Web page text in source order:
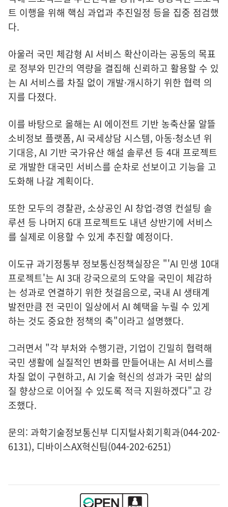
트 이행을 위해 핵심 과업과 추진일정 등을 집중 점검했
다.
아울러 국민 체감형 AI 서비스 확산이라는 공동의 목표
로 정부와 민간의 역량을 결집해 신뢰하고 활용할 수 있
는 AI 서비스를 차질 없이 개발·개시하기 위한 협력 의
지를 다졌다.
이를 바탕으로 올해는 AI 에이전트 기반 농축산물 알뜰
소비정보 플랫폼, AI 국세상담 시스템, 아동·청소년 위
기대응, AI 기반 국가유산 해설 솔루션 등 4대 프로젝트
로 개발한 대국민 서비스를 순차로 선보이고 기능을 고
도화해 나갈 계획이다.
또한 모두의 경찰관, 소상공인 AI 창업·경영 컨설팅 솔
루션 등 나머지 6대 프로젝트도 내년 상반기에 서비스
를 실제로 이용할 수 있게 추진할 예정이다.
이도규 과기정통부 정보통신정책실장은 "'AI 민생 10대
프로젝트'는 AI 3대 강국으로의 도약을 국민이 체감하
는 성과로 연결하기 위한 첫걸음으로, 국내 AI 생태계
발전만큼 전 국민이 일상에서 AI 혜택을 누릴 수 있게
하는 것도 중요한 정책의 축"이라고 설명했다.
그러면서 "각 부처와 수행기관, 기업이 긴밀히 협력해
국민 생활에 실질적인 변화를 만들어내는 AI 서비스를
차질 없이 구현하고, AI 기술 혁신의 성과가 국민 삶의
질 향상으로 이어질 수 있도록 적극 지원하겠다"고 강
조했다.
문의: 과학기술정보통신부 디지털사회기획과(044-202-
6131), 디바이스AX혁신팀(044-202-6251)